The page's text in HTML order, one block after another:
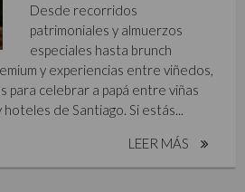
Desde recorridos
patrimoniales y almuerzos
especiales hasta brunch
y experiencias entre viñedos,
para celebrar a papá entre viñas
de Santiago. Si estás...
LEER MÁS